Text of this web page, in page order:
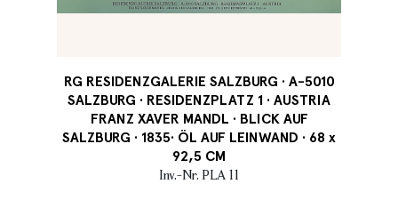
RG RESIDENZGALERIE SALZBURG · A-5010
SALZBURG · RESIDENZPLATZ 1 · AUSTRIA
FRANZ XAVER MANDL · BLICK AUF
SALZBURG · 1835· ÖL AUF LEINWAND · 68 x
92,5 CM
Inv.-Nr. PLA 11